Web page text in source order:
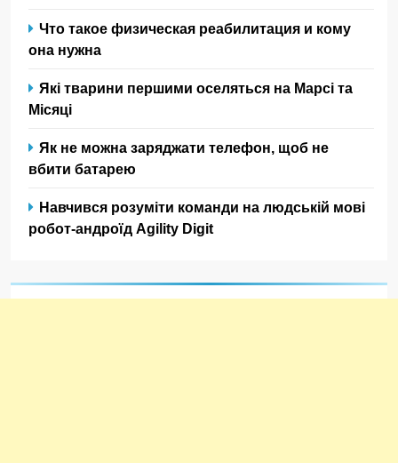
Что такое физическая реабилитация и кому
она нужна
Які тварини першими оселяться на Марсі та
Місяці
Як не можна заряджати телефон, щоб не
вбити батарею
Навчився розуміти команди на людській мові
робот-андроїд Agility Digit